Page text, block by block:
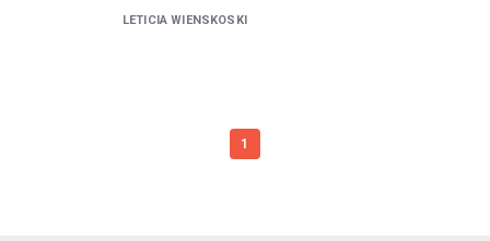
LETICIA WIENSKOSKI
1